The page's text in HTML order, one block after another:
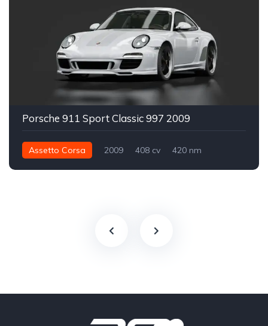
Porsche 911 Sport Classic 997 2009
Assetto Corsa 2009 408 cv
420 nm